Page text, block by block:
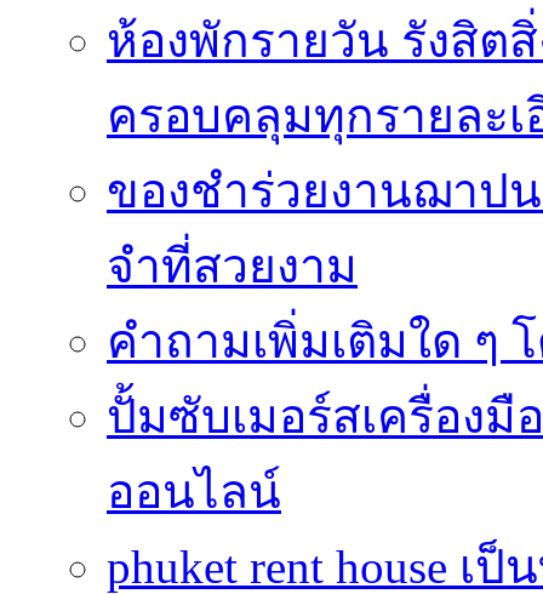
ห้องพักรายวัน รังสิต
ครอบคลุมทุกรายละเ
ของชำร่วยงานฌาป
จำที่สวยงาม
คำถามเพิ่มเติมใด ๆ
ปั้มซับเมอร์สเครื่อง
ออนไลน์
phuket rent house เ